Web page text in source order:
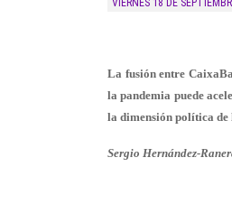
VIERNES 18 DE
La fusión entre
la pandemia puede
la dimensión política de
Sergio Hernández-